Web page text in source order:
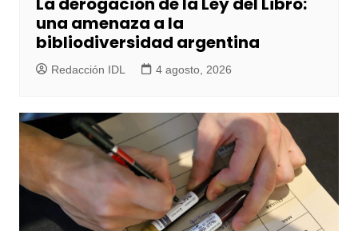
una amenaza a la
bibliodiversidad argentina
Redacción IDL 4 agosto, 2026